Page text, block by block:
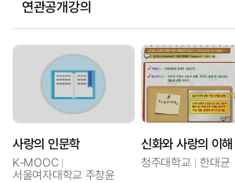
연관공개강의
사랑의 인문학
K-MOOC
서울여자대학교 주창윤
신화와 사랑의 이해
청주대학교 한대균